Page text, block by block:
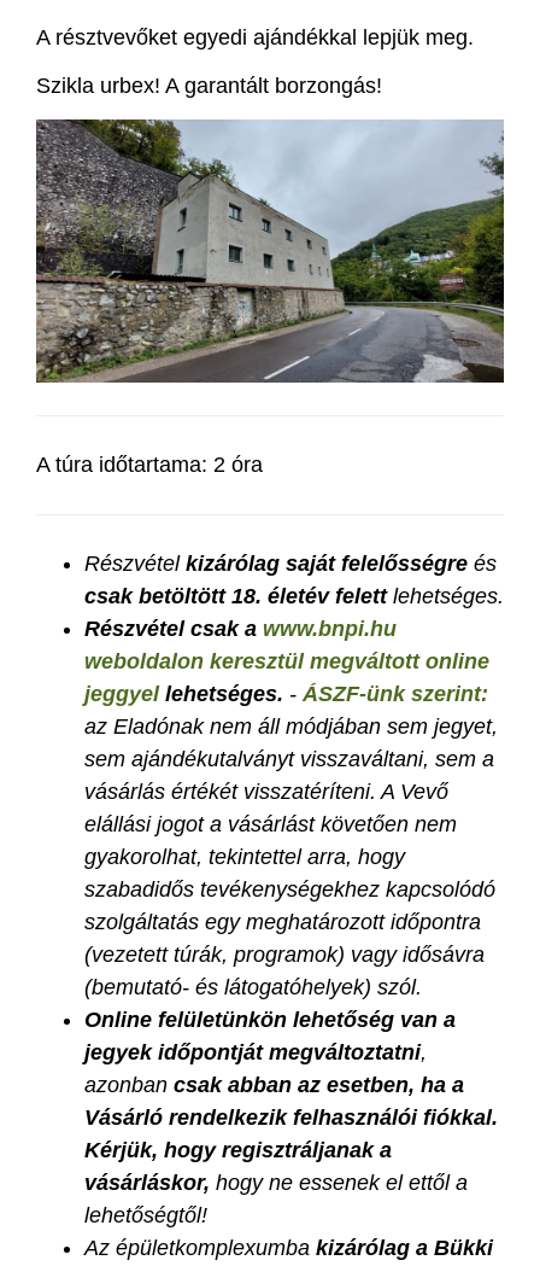
A résztvevőket egyedi ajándékkal lepjük meg.
Szikla urbex! A garantált borzongás!
A túra időtartama: 2 óra
Részvételkizárólag saját felelősségre és
csak betöltött 18. életév felettlehetséges.
Részvétel csak a www.bnpi.hu
weboldalon keresztül megváltott online
jeggyellehetséges. - ÁSZF-ünk szerint:
az Eladónak nem áll módjában sem jegyet,
sem ajándékutalványt visszaváltani, sem a
vásárlás értékét visszatéríteni. A Vevő
elállási jogot a vásárlást követően nem
gyakorolhat, tekintettel arra, hogy
szabadidős tevékenységekhez kapcsolódó
szolgáltatás egy meghatározott időpontra
(vezetett túrák, programok) vagy idősávra
(bemutató- és látogatóhelyek) szól.
Online felületünkön lehetőség van a
jegyek időpontját megváltoztatni,
azonban csak abban az esetben, ha a
Vásárló rendelkezik felhasználói fiókkal.
Kérjük, hogy regisztráljanak a
vásárláskor, hogy ne essenek el ettől a
lehetőségtől!
Az épületkomplexumba kizárólag a Bükki